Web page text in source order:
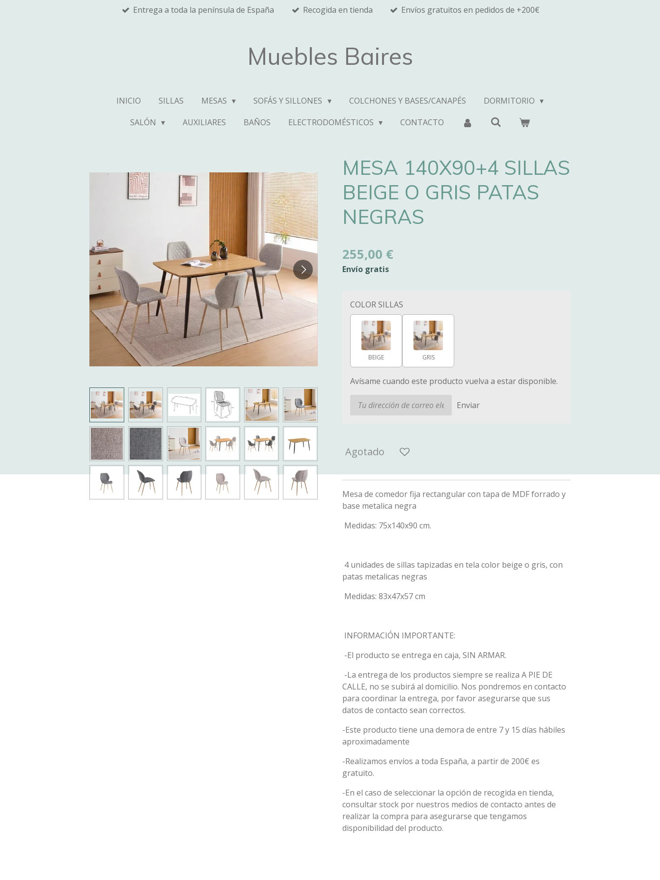
Entrega a toda la península de España Recogida en tienda Envíos gratuitos en pedidos de +200€
Muebles Baires
INICIO SILLAS MESAS SOFÁS Y SILLONES COLCHONES Y BASES/CANAPÉS
DORMITORIO
SALÓN
AUXILIARES BAÑOS ELECTRODOMÉSTICOS CONTACTO
MESA 140X90+4 SILLAS
BEIGE O GRIS PATAS
NEGRAS
255,00 €
Envío gratis
COLOR SILLAS
BEIGE GRIS
Avísame cuando este producto vuelva a estar disponible.
Enviar
Agotado
Mesa de comedor fija rectangular con tapa de MDF forrado y
base metalica negra
Medidas: 75x140x90 cm.
4 unidades de sillas tapizadas en tela color beige o gris, con
patas metalicas negras
Medidas: 83x47x57 cm
INFORMACIÓN IMPORTANTE:
-El producto se entrega en caja, SIN ARMAR.
-La entrega de los productos siempre se realiza A PIE DE
CALLE, no se subirá al domicilio. Nos pondremos en contacto
para coordinar la entrega, por favor asegurarse que sus
datos de contacto sean correctos.
-Este producto tiene una demora de entre 7 y 15 días hábiles
aproximadamente
-Realizamos envíos a toda España, a partir de 200€ es
gratuito.
-En el caso de seleccionar la opción de recogida en tienda,
consultar stock por nuestros medios de contacto antes de
realizar la compra para asegurarse que tengamos
disponibilidad del producto.